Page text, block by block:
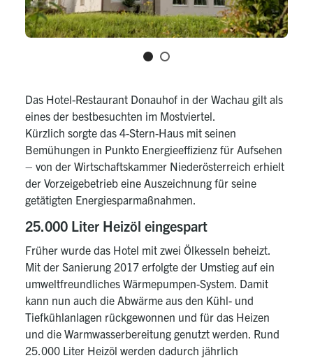
Das Hotel-Restaurant Donauhof in der Wachau gilt als
eines der bestbesuchten im Mostviertel.
Kürzlich sorgte das 4-Stern-Haus mit seinen
Bemühungen in Punkto Energieeffizienz für Aufsehen
– von der Wirtschaftskammer Niederösterreich erhielt
der Vorzeigebetrieb eine Auszeichnung für seine
getätigten Energiesparmaßnahmen.
25.000 Liter Heizöl eingespart
Früher wurde das Hotel mit zwei Ölkesseln beheizt.
Mit der Sanierung 2017 erfolgte der Umstieg auf ein
umweltfreundliches Wärmepumpen-System. Damit
kann nun auch die Abwärme aus den Kühl- und
Tiefkühlanlagen rückgewonnen und für das Heizen
und die Warmwasserbereitung genutzt werden. Rund
25.000 Liter Heizöl werden dadurch jährlich